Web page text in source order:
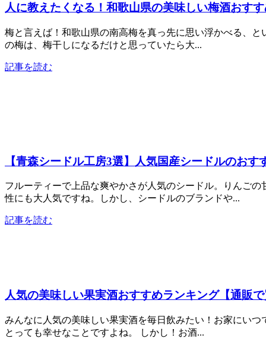
人に教えたくなる！和歌山県の美味しい梅酒おす
梅と言えば！和歌山県の南高梅を真っ先に思い浮かべる、
の梅は、梅干しになるだけと思っていたら大...
記事を読む
【青森シードル工房3選】人気国産シードルのおす
フルーティーで上品な爽やかさが人気のシードル。りんご
性にも大人気ですね。しかし、シードルのブランドや...
記事を読む
人気の美味しい果実酒おすすめランキング【通販
みんなに人気の美味しい果実酒を毎日飲みたい！お家にい
とっても幸せなことですよね。 しかし！お酒...